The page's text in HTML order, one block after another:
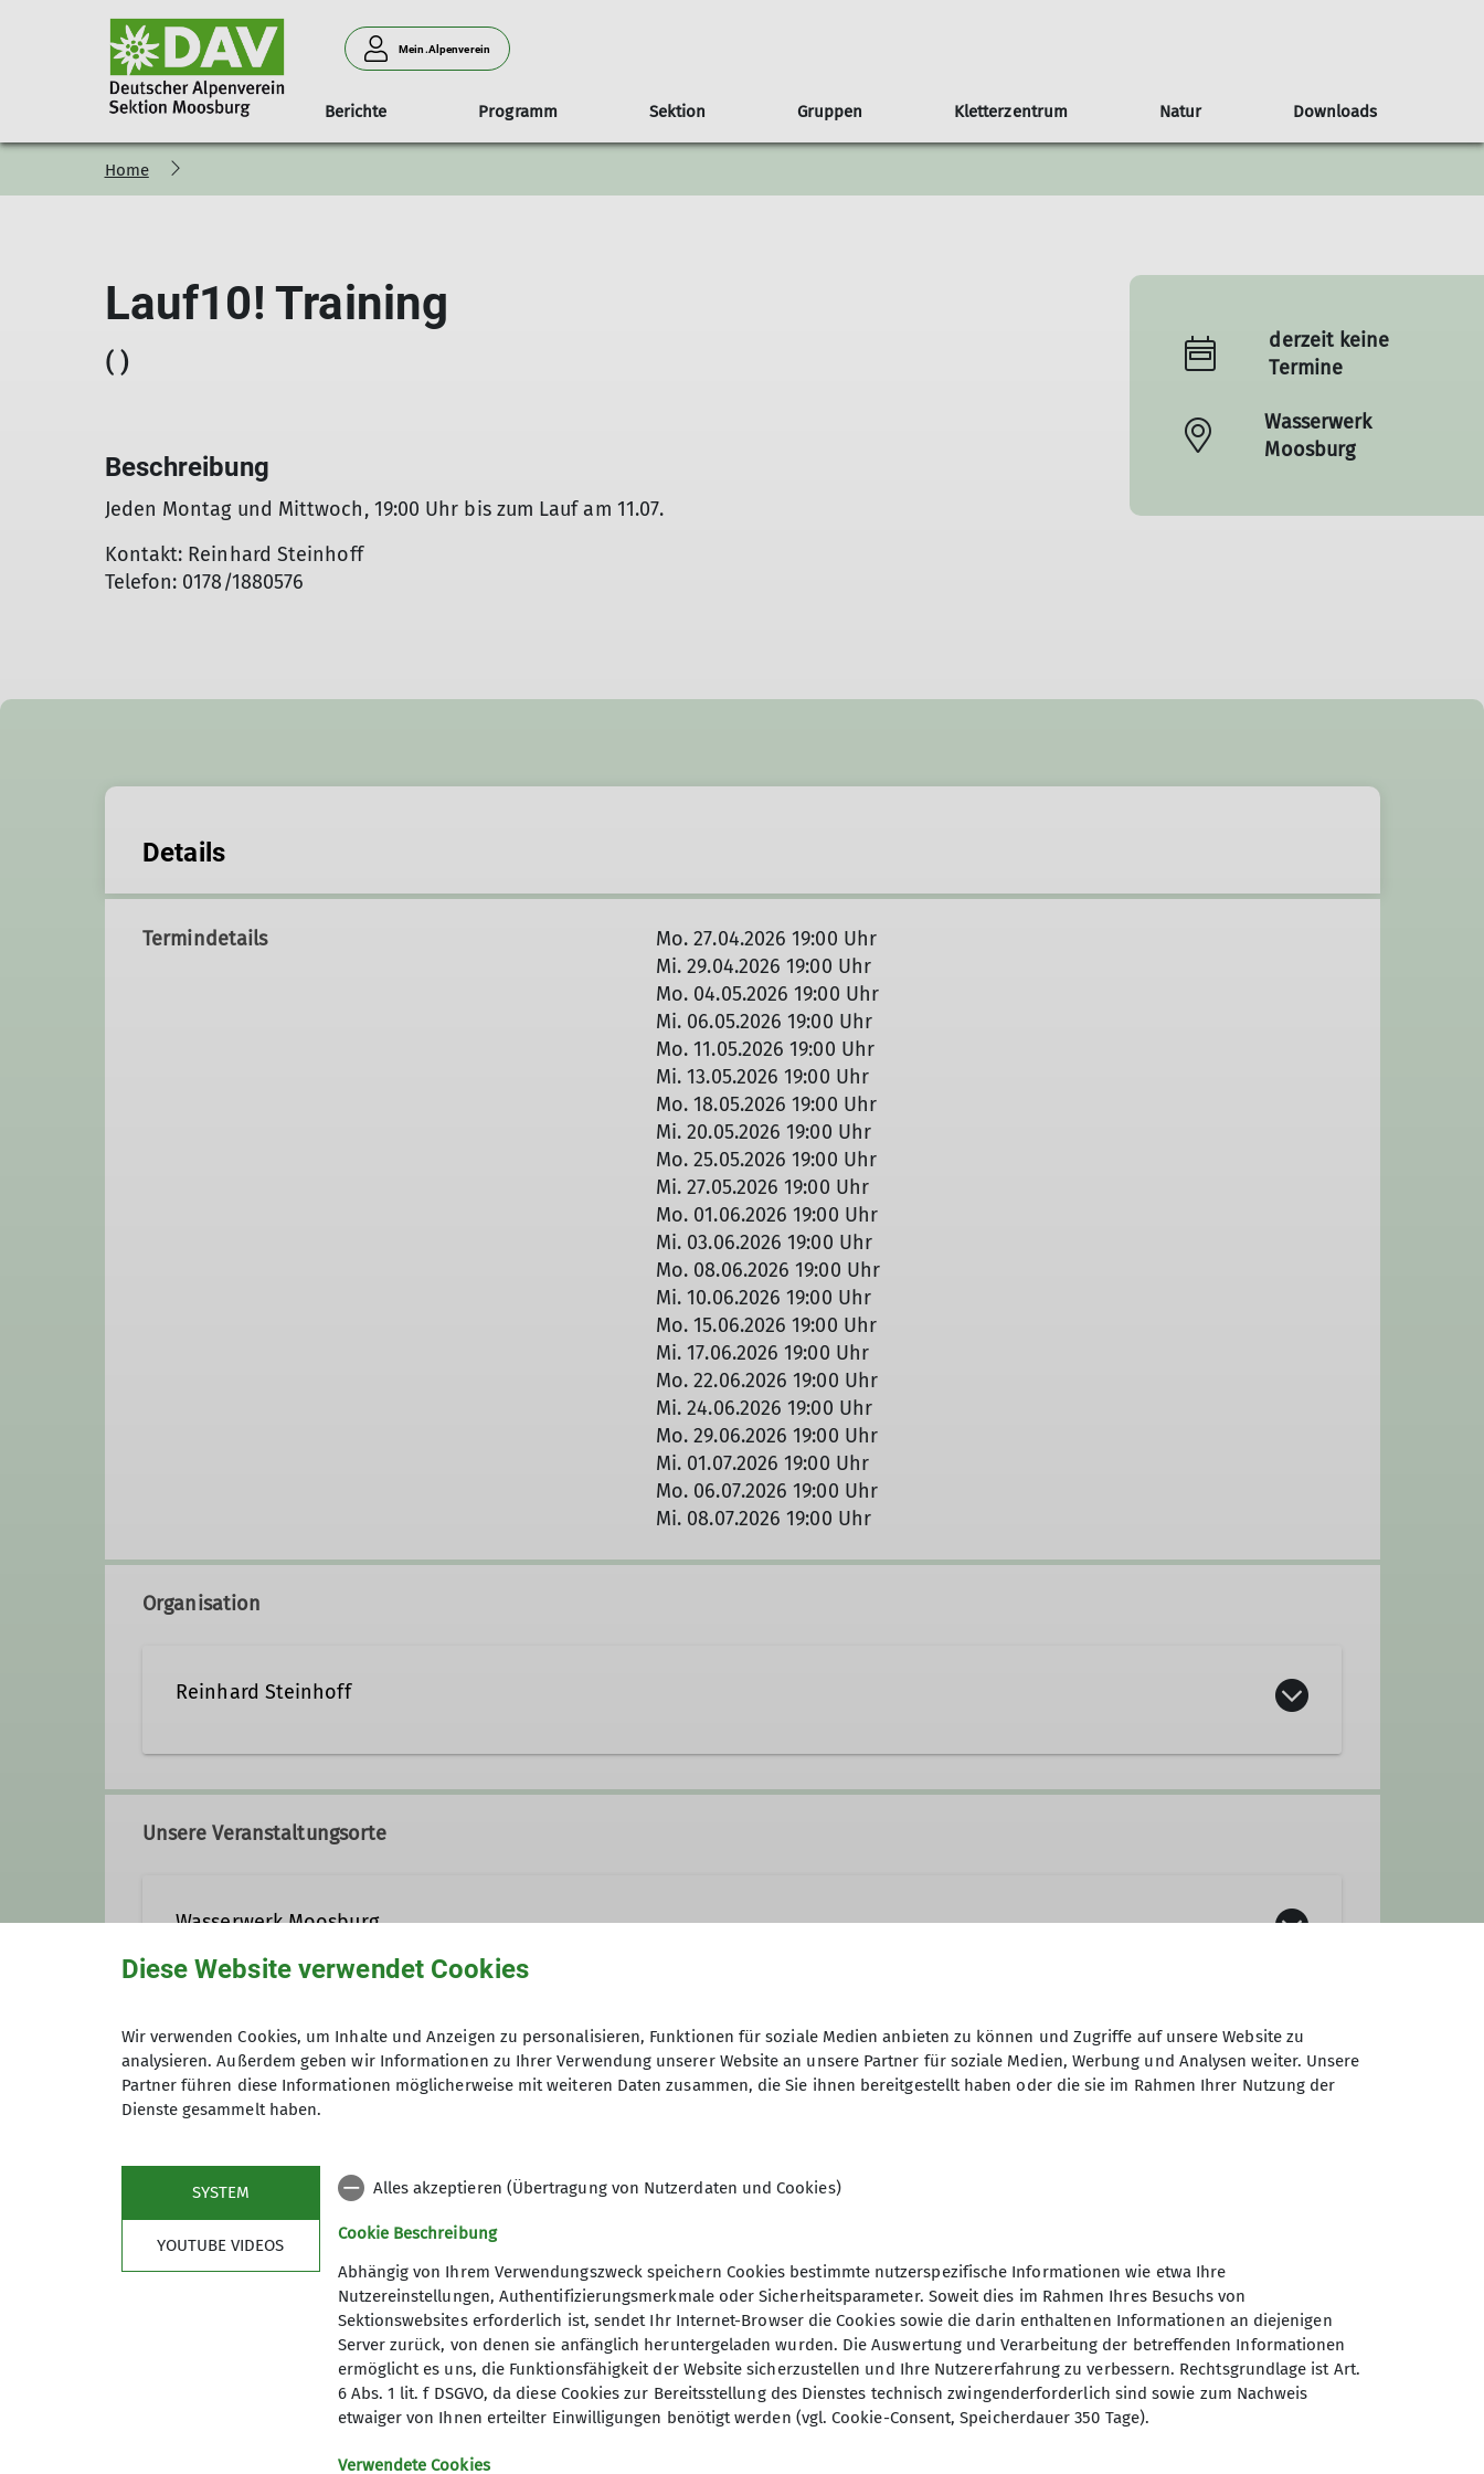
Mein.Alpenverein
Berichte Programm Sektion Gruppen Kletterzentrum Natur Downloads
Home
Lauf10! Training
( )
Beschreibung
Jeden Montag und Mittwoch, 19:00 Uhr bis zum Lauf am 11.07.
Kontakt: Reinhard Steinhoff
Telefon: 0178/1880576
derzeit keine
Termine
Wasserwerk
Moosburg
Details
Termindetails
Mo. 27.04.2026 19:00 Uhr
Mi. 29.04.2026 19:00 Uhr
Mo. 04.05.2026 19:00 Uhr
Mi. 06.05.2026 19:00 Uhr
Mo. 11.05.2026 19:00 Uhr
Mi. 13.05.2026 19:00 Uhr
Mo. 18.05.2026 19:00 Uhr
Mi. 20.05.2026 19:00 Uhr
Mo. 25.05.2026 19:00 Uhr
Mi. 27.05.2026 19:00 Uhr
Mo. 01.06.2026 19:00 Uhr
Mi. 03.06.2026 19:00 Uhr
Mo. 08.06.2026 19:00 Uhr
Mi. 10.06.2026 19:00 Uhr
Mo. 15.06.2026 19:00 Uhr
Mi. 17.06.2026 19:00 Uhr
Mo. 22.06.2026 19:00 Uhr
Mi. 24.06.2026 19:00 Uhr
Mo. 29.06.2026 19:00 Uhr
Mi. 01.07.2026 19:00 Uhr
Mo. 06.07.2026 19:00 Uhr
Mi. 08.07.2026 19:00 Uhr
Organisation
Reinhard Steinhoff
Unsere Veranstaltungsorte
Wasserwerk Moosburg
85368 Moosburg
Gruppe
10 Kilometer am Stück laufen oder walken. Mit LAUF10! schafft das garantiert jeder!
Diese Website verwendet Cookies
Wir verwenden Cookies, um Inhalte und Anzeigen zu personalisieren, Funktionen für soziale Medien anbieten zu können und Zugriffe auf unsere Website zu
analysieren. Außerdem geben wir Informationen zu Ihrer Verwendung unserer Website an unsere Partner für soziale Medien, Werbung und Analysen weiter. Unsere
Partner führen diese Informationen möglicherweise mit weiteren Daten zusammen, die Sie ihnen bereitgestellt haben oder die sie im Rahmen Ihrer Nutzung der
Dienste gesammelt haben.
SYSTEM
YOUTUBE VIDEOS
Alles akzeptieren (Übertragung von Nutzerdaten und Cookies)
Cookie Beschreibung
Abhängig von Ihrem Verwendungszweck speichern Cookies bestimmte nutzerspezifische Informationen wie etwa Ihre
Nutzereinstellungen, Authentifizierungsmerkmale oder Sicherheitsparameter. Soweit dies im Rahmen Ihres Besuchs von
Sektionswebsites erforderlich ist, sendet Ihr Internet-Browser die Cookies sowie die darin enthaltenen Informationen an diejenigen
Server zurück, von denen sie anfänglich heruntergeladen wurden. Die Auswertung und Verarbeitung der betreffenden Informationen
ermöglicht es uns, die Funktionsfähigkeit der Website sicherzustellen und Ihre Nutzererfahrung zu verbessern. Rechtsgrundlage ist Art.
6 Abs. 1 lit. f DSGVO, da diese Cookies zur Bereitsstellung des Dienstes technisch zwingenderforderlich sind sowie zum Nachweis
etwaiger von Ihnen erteilter Einwilligungen benötigt werden (vgl. Cookie-Consent, Speicherdauer 350 Tage).
Verwendete Cookies